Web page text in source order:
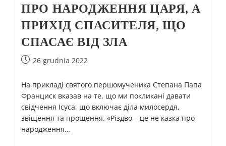
ПРО НАРОДЖЕННЯ ЦАРЯ, А
ПРИХІД СПАСИТЕЛЯ, ЩО
СПАСАЄ ВІД ЗЛА
26 grudnia 2022
На прикладі святого першомученика Степана Папа
Франциск вказав на те, що ми покликані давати
свідчення Ісуса, що включає діла милосердя,
звіщення та прощення. «Різдво – це не казка про
народження…